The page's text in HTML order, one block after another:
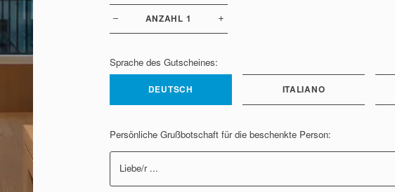
ANZAHL 1
Sprache des Gutscheines:
DEUTSCH ITALIANO
Persönliche Grußbotschaft für die beschenkte Person:
Liebe/r ...